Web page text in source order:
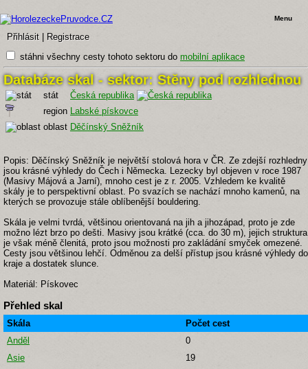
Přihlásit Registrace
Menu
stáhni všechny cesty tohoto sektoru do mobilní aplikace
Databáze skal - sektor: Stěny pod rozhlednou
stát
Česká republika
region Labské pískovce
oblast Děčínský Sněžník
Popis: Děčínský Sněžník je největší stolová hora v ČR. Ze zdejší rozhledny
jsou krásné výhledy do Čech i Německa. Lezecky byl objeven v roce 1987
(Masivy Májová a Jarní), mnoho cest je z r. 2005. Vzhledem ke kvalitě
skály je to perspektivní oblast. Po svazích se nachází mnoho kamenů, na
kterých se provozuje stále oblíbenější bouldering.
Skála je velmi tvrdá, většinou orientovaná na jih a jihozápad, proto je zde
možno lézt brzo po dešti. Masivy jsou krátké (cca. do 30 m), jejich struktura
je však méně členitá, proto jsou možnosti pro zakládání smyček omezené.
Cesty jsou většinou lehčí. Odměnou za delší přístup jsou krásné výhledy do
kraje a dostatek slunce.
Materiál: Pískovec
Přehled skal
Skála
Počet cest
Anděl
0
Asie
19